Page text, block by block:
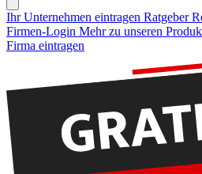
Ihr Unternehmen eintragen Ratgeber
Firmen-Login Mehr zu unseren
Firma eintragen